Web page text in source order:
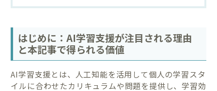
はじめに：AI学習支援が注目される理由
と本記事で得られる価値
AI学習支援とは、人工知能を活用して個人の学習スタ
イルに合わせたカリキュラムや問題を提供し、学習効